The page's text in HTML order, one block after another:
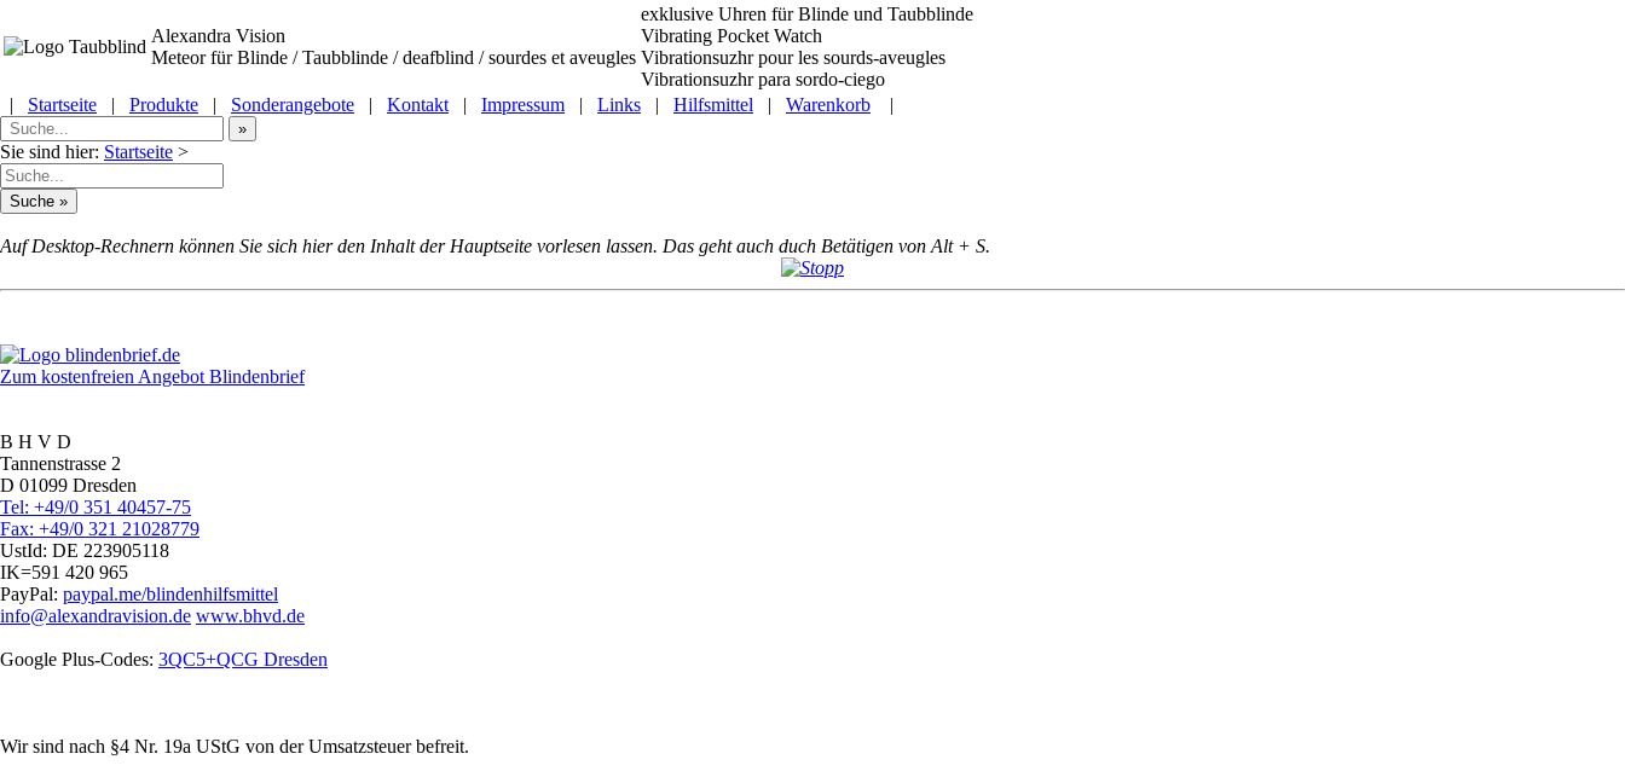
Alexandra Vision
Meteorfür Blinde / Taubblinde / deafblind / sourdes et aveugles
exklusive Uhren für Blinde und Taubblinde
Vibrating Pocket Watch
Vibrationsuzhr pour les sourds-aveugles
Vibrationsuzhr para sordo-ciego
|
Startseite | Produkte | Sonderangebote | Kontakt | Impressum | Links | Hilfsmittel | Warenkorb |
Sie sind hier: Startseite >
Auf Desktop-Rechnern können Sie sich hier den Inhalt der Hauptseite vorlesen lassen. Das geht auch duch Betätigen von Alt + S.
Zum kostenfreien Angebot Blindenbrief
B H V D
Tannenstrasse 2
D 01099 Dresden
Tel: +49/0 351 40457-75
Fax: +49/0 321 21028779
UstId: DE 223905118
IK=591 420 965
PayPal: paypal.me/blindenhilfsmittel
info@alexandravision.de www.bhvd.de
Google Plus-Codes: 3QC5+QCG Dresden
Wir sind nach §4 Nr. 19a UStG von der Umsatzsteuer befreit.